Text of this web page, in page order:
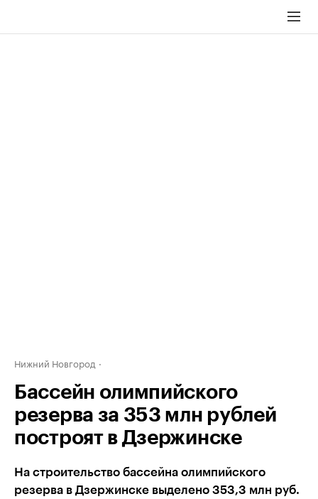
Нижний Новгород
Бассейн олимпийского
резерва за 353 млн рублей
построят в Дзержинске
На строительство бассейна олимпийского
резерва в Дзержинске выделено 353,3 млн руб.